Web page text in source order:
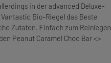
in der advanced Deluxe-
Bio-Riegel das Beste
Zutaten. Einfach zum Reinlegen
Peanut Caramel Choc Bar <>